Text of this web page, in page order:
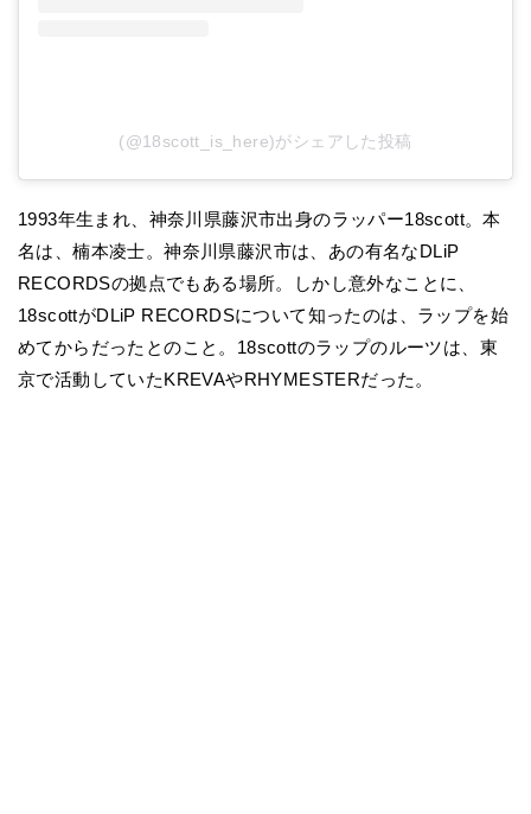
(@18scott_is_here)がシェアした投稿
1993年生まれ、神奈川県藤沢市出身のラッパー18scott。本
名は、楠本凌士。神奈川県藤沢市は、あの有名なDLiP
RECORDSの拠点でもある場所。しかし意外なことに、
18scottがDLiP RECORDSについて知ったのは、ラップを始
めてからだったとのこと。18scottのラップのルーツは、東
京で活動していたKREVAやRHYMESTERだった。